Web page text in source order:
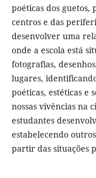
poéticas dos guetos,
centros e das
desenvolver uma
onde a escola está
fotografias,
lugares,
poéticas, estéticas e
nossas vivências na
estudantes
estabelecendo
partir das situações